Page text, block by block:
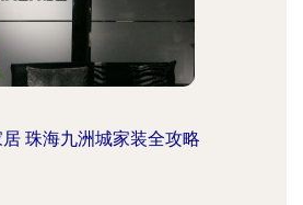
珠海九洲城家装全攻略